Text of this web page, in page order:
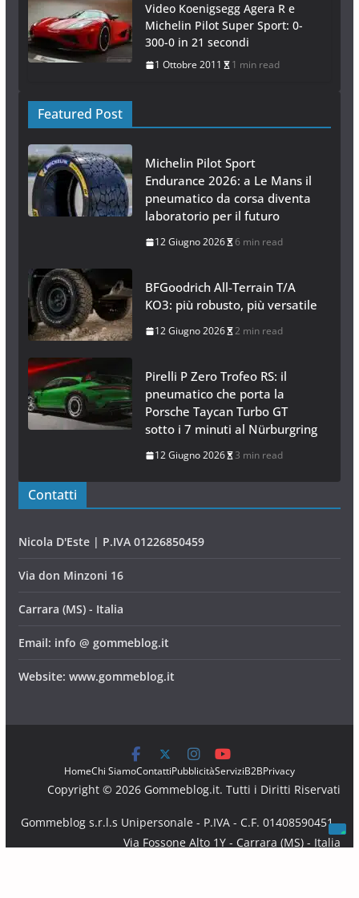
Video Koenigsegg Agera R e
Michelin Pilot Super Sport: 0-
300-0 in 21 secondi
1 Ottobre 2011 1 min read
Featured Post
Michelin Pilot Sport
Endurance 2026: a Le Mans il
pneumatico da corsa diventa
laboratorio per il futuro
12 Giugno 2026 6 min read
BFGoodrich All-Terrain T/A
KO3: più robusto, più versatile
12 Giugno 2026 2 min read
Pirelli P Zero Trofeo RS: il
pneumatico che porta la
Porsche Taycan Turbo GT
sotto i 7 minuti al Nürburgring
12 Giugno 2026 3 min read
Contatti
Nicola D'Este | P.IVA 01226850459
Via don Minzoni 16
Carrara (MS) - Italia
Email: info @ gommeblog.it
Website: www.gommeblog.it
HomeChi SiamoContattiPubblicitàServiziB2BPrivacy
Copyright © 2026 Gommeblog.it. Tutti i Diritti Riservati
Gommeblog s.r.l.s Unipersonale - P.IVA - C.F. 01408590451 -
Via Fossone Alto 1Y - Carrara (MS) - Italia